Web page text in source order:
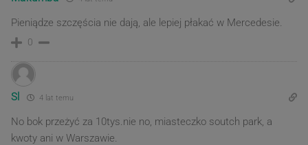
Pieniądze szczęścia nie dają, ale lepiej płakać w Mercedesie.
0
Sl 4 lat temu
No bok przeżyć za 10tys.nie no, miasteczko soutch park, a
kwoty ani w Warszawie.